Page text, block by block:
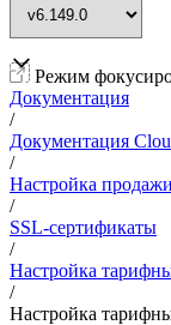
Режим
Документация
/
Документация
/
Настройка
/
SSL-сертификаты
/
Настройка
/
Настройка